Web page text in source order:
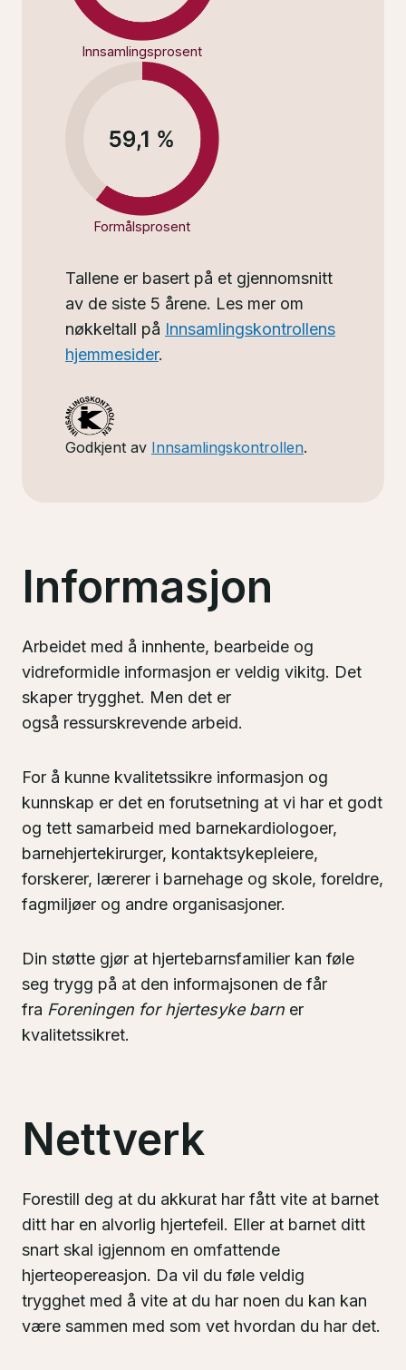
Innsamlingsprosent
Formålsprosent
Tallene er basert på et gjennomsnitt
av de siste 5 årene. Les mer om
nøkkeltall på Innsamlingskontrollens
hjemmesider.
Godkjent av Innsamlingskontrollen.
Informasjon
Arbeidet med å innhente, bearbeide og
vidreformidle informasjon er veldig vikitg. Det
skaper trygghet. Men det er
også ressurskrevende arbeid.
For å kunne kvalitetssikre informasjon og
kunnskap er det en forutsetning at vi har et godt
og tett samarbeid med barnekardiologoer,
barnehjertekirurger, kontaktsykepleiere,
forskerer, lærerer i barnehage og skole, foreldre,
fagmiljøer og andre organisasjoner.
Din støtte gjør at hjertebarnsfamilier kan føle
seg trygg på at den informajsonen de får
fra Foreningen for hjertesyke barn er
kvalitetssikret.
Nettverk
Forestill deg at du akkurat har fått vite at barnet
ditt har en alvorlig hjertefeil. Eller at barnet ditt
snart skal igjennom en omfattende
hjerteopereasjon. Da vil du føle veldig
trygghet med å vite at du har noen du kan kan
være sammen med som vet hvordan du har det.